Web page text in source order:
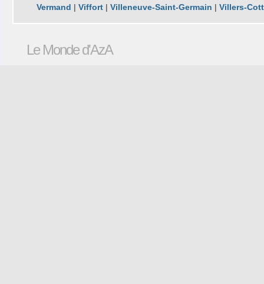
Vermand |Viffort |Villeneuve-Saint-Germain |Villers-
Le Monde d'AzA